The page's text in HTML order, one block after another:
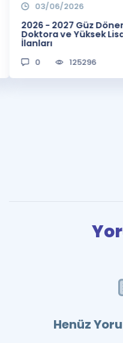
03/06/2026
2026 - 2027 Güz
Doktora ve Yüksek
İlanları
0 125296
Henüz